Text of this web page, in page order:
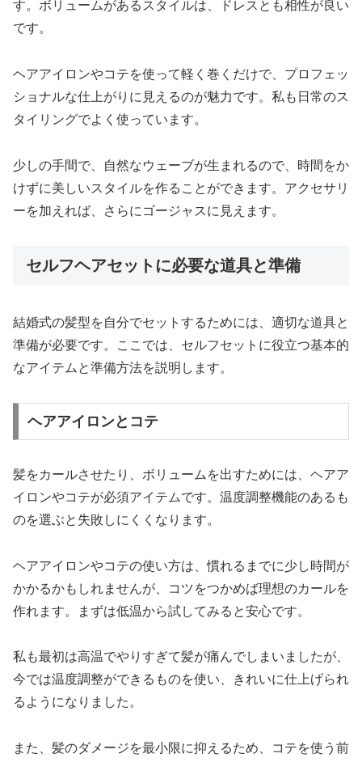
す。ボリュームがあるスタイルは、ドレスとも相性が良い
です。
ヘアアイロンやコテを使って軽く巻くだけで、プロフェッ
ショナルな仕上がりに見えるのが魅力です。私も日常のス
タイリングでよく使っています。
少しの手間で、自然なウェーブが生まれるので、時間をか
けずに美しいスタイルを作ることができます。アクセサリ
ーを加えれば、さらにゴージャスに見えます。
セルフヘアセットに必要な道具と準備
結婚式の髪型を自分でセットするためには、適切な道具と
準備が必要です。ここでは、セルフセットに役立つ基本的
なアイテムと準備方法を説明します。
ヘアアイロンとコテ
髪をカールさせたり、ボリュームを出すためには、ヘアア
イロンやコテが必須アイテムです。温度調整機能のあるも
のを選ぶと失敗しにくくなります。
ヘアアイロンやコテの使い方は、慣れるまでに少し時間が
かかるかもしれませんが、コツをつかめば理想のカールを
作れます。まずは低温から試してみると安心です。
私も最初は高温でやりすぎて髪が痛んでしまいましたが、
今では温度調整ができるものを使い、きれいに仕上げられ
るようになりました。
また、髪のダメージを最小限に抑えるため、コテを使う前